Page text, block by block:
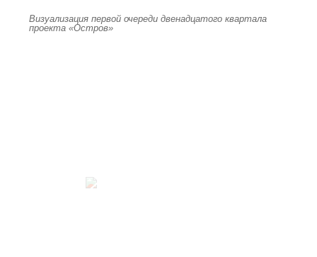
Визуализация первой очереди двенадцатого квартала
проекта «Остров»